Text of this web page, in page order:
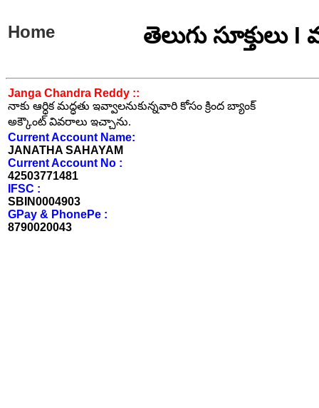
Home తెలుగు
Janga Chandra Reddy ::
నాకు ఆర్ధిక మద్ధతు ఇవ్వాలనుకున్నవారి కోసం క్రింద బ్యాంక్
అక్కౌంట్ వివరాలు ఇచ్చాను.
Current Account Name:
JANATHA SAHAYAM
Current Account No :
42503771481
IFSC :
SBIN0004903
GPay & PhonePe :
8790020043